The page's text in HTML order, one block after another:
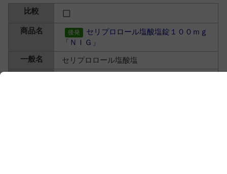
セリプロロール塩酸塩錠１００ｍｇ
「ＮＩＧ」
セリプロロール塩酸塩